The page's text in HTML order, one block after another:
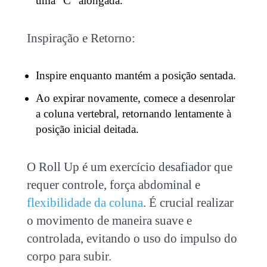
Inspiração e Retorno:
Inspire enquanto mantém a posição sentada.
Ao expirar novamente, comece a desenrolar
a coluna vertebral, retornando lentamente à
posição inicial deitada.
O Roll Up é um exercício desafiador que
requer controle, força abdominal e
flexibilidade da coluna. É crucial realizar
o movimento de maneira suave e
controlada, evitando o uso do impulso do
corpo para subir.